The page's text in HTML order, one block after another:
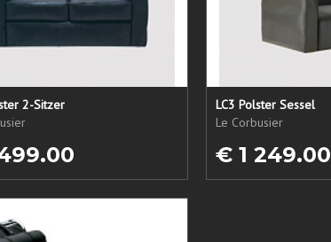
2-Sitzer
LC3 Polster Sessel
Le Corbusier
€ 1 249.00